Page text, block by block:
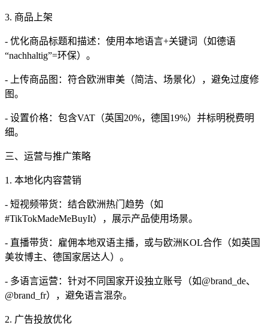
3. 商品上架
- 优化商品标题和描述：使用本地语言+关键词（如德语
“nachhaltig”=环保）。
- 上传商品图：符合欧洲审美（简洁、场景化），避免过度修
图。
- 设置价格：包含VAT（英国20%，德国19%）并标明税费明
细。
三、运营与推广策略
1. 本地化内容营销
- 短视频带货：结合欧洲热门趋势（如
#TikTokMadeMeBuyIt），展示产品使用场景。
- 直播带货：雇佣本地双语主播，或与欧洲KOL合作（如英国
美妆博主、德国家居达人）。
- 多语言运营：针对不同国家开设独立账号（如@brand_de、
@brand_fr），避免语言混杂。
2. 广告投放优化